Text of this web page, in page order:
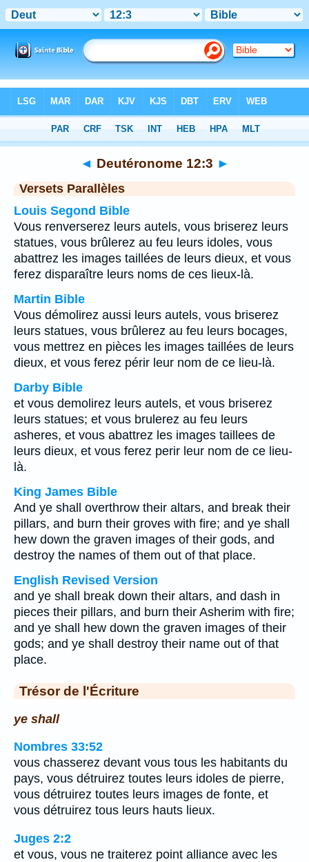
>Chapitre 12 > Verset 3
◄ Deutéronome 12:3 ►
Versets Parallèles
Louis Segond Bible
Vous renverserez leurs autels, vous briserez leurs
statues, vous brûlerez au feu leurs idoles, vous
abattrez les images taillées de leurs dieux, et vous
ferez disparaître leurs noms de ces lieux-là.
Martin Bible
Vous démolirez aussi leurs autels, vous briserez
leurs statues, vous brûlerez au feu leurs bocages,
vous mettrez en pièces les images taillées de leurs
dieux, et vous ferez périr leur nom de ce lieu-là.
Darby Bible
et vous demolirez leurs autels, et vous briserez
leurs statues; et vous brulerez au feu leurs
asheres, et vous abattrez les images taillees de
leurs dieux, et vous ferez perir leur nom de ce lieu-
là.
King James Bible
And ye shall overthrow their altars, and break their
pillars, and burn their groves with fire; and ye shall
hew down the graven images of their gods, and
destroy the names of them out of that place.
English Revised Version
and ye shall break down their altars, and dash in
pieces their pillars, and burn their Asherim with fire;
and ye shall hew down the graven images of their
gods; and ye shall destroy their name out of that
place.
Trésor de l'Écriture
ye shall
Nombres 33:52
vous chasserez devant vous tous les habitants du
pays, vous détruirez toutes leurs idoles de pierre,
vous détruirez toutes leurs images de fonte, et
vous détruirez tous leurs hauts lieux.
Juges 2:2
et vous, vous ne traiterez point alliance avec les